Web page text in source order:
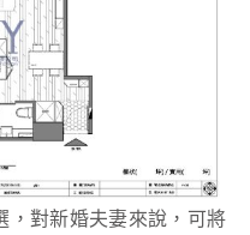
，對新婚夫妻來說，可將